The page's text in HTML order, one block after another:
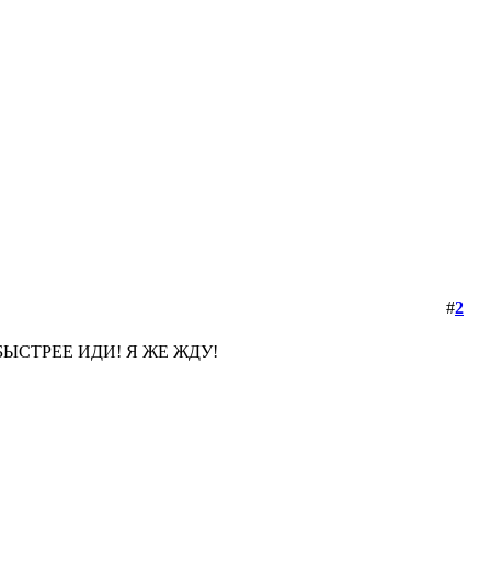
#2
БЫСТРЕЕ ИДИ! Я ЖЕ ЖДУ!